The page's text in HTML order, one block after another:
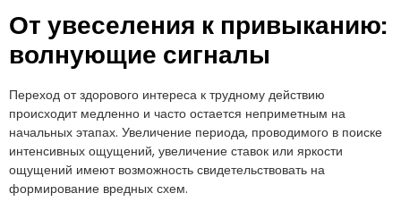
От увеселения к привыканию:
волнующие сигналы
Переход от здорового интереса к трудному действию
происходит медленно и часто остается неприметным на
начальных этапах. Увеличение периода, проводимого в поиске
интенсивных ощущений, увеличение ставок или яркости
ощущений имеют возможность свидетельствовать на
формирование вредных схем.